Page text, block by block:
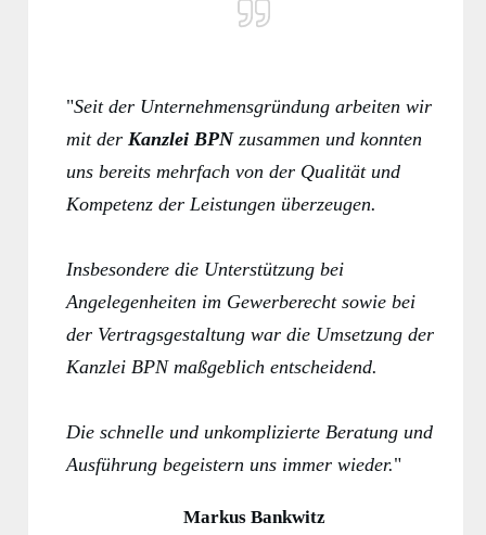
"Seit der Unternehmensgründung arbeiten wir
mit der Kanzlei BPNzusammen und konnten
uns bereits mehrfach von der Qualität und
Kompetenz der Leistungen überzeugen.
Insbesondere die Unterstützung bei
Angelegenheiten im Gewerberecht sowie bei
der Vertragsgestaltung war die Umsetzung der
Kanzlei BPN maßgeblich entscheidend.
Die schnelle und unkomplizierte Beratung und
Ausführung begeistern uns immer wieder."
Markus Bankwitz